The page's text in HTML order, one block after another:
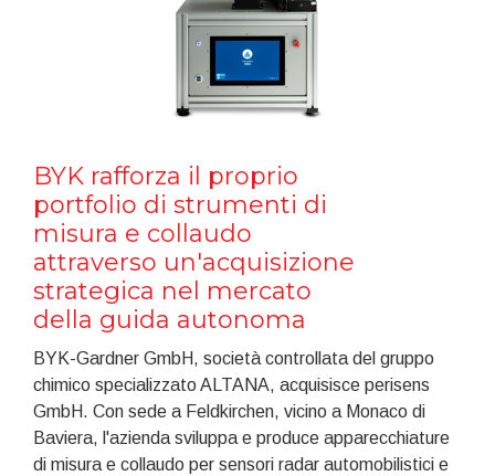
BYK rafforza il proprio
portfolio di strumenti di
misura e collaudo
attraverso un'acquisizione
strategica nel mercato
della guida autonoma
BYK-Gardner GmbH, società controllata del gruppo
chimico specializzato ALTANA, acquisisce perisens
GmbH. Con sede a Feldkirchen, vicino a Monaco di
Baviera, l'azienda sviluppa e produce apparecchiature
di misura e collaudo per sensori radar automobilistici e